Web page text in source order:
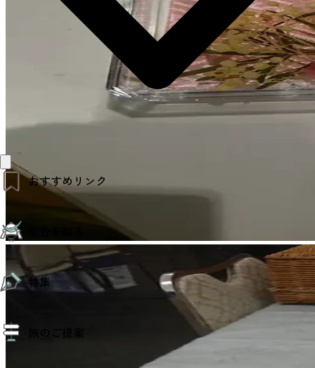
おすすめリンク
仙台夜時間
エリアガイド
お知らせ
お得なチケット
仙台の魅力
エリアガイド
復興に向けて
仙台観光PR動画ライブラリー
伝統的工芸品
特集